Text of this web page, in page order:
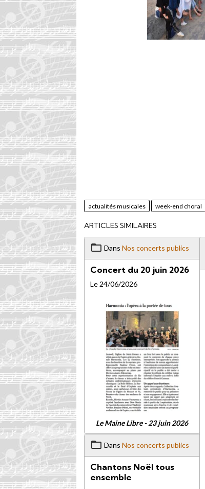
actualités musicales week-end choral
ARTICLES SIMILAIRES
Dans Nos concerts publics
Concert du 20 juin 2026
Le 24/06/2026
Le Maine Libre - 23 juin 2026
Dans Nos concerts publics
Chantons Noël tous
ensemble